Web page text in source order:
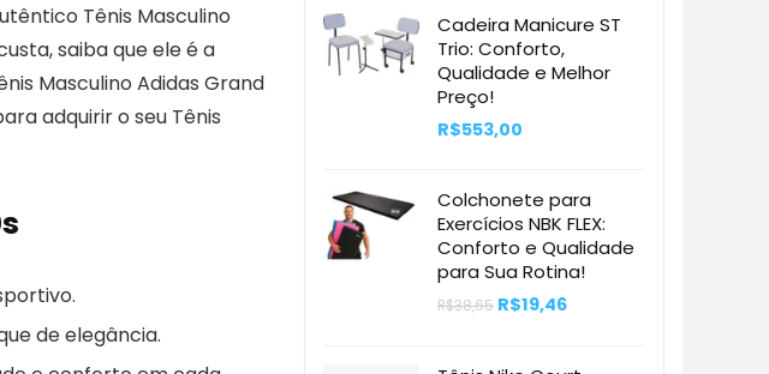
Tênis Masculino
saiba que ele é a
Masculino Adidas Grand
adquirir o seu Tênis
de elegância.
Cadeira Manicure ST
Trio: Conforto,
Qualidade e Melhor
Preço!
R$553,00
Colchonete para
Exercícios NBK FLEX:
Conforto e Qualidade
para Sua Rotina!
R$38,65 O
preço
R$19,46O